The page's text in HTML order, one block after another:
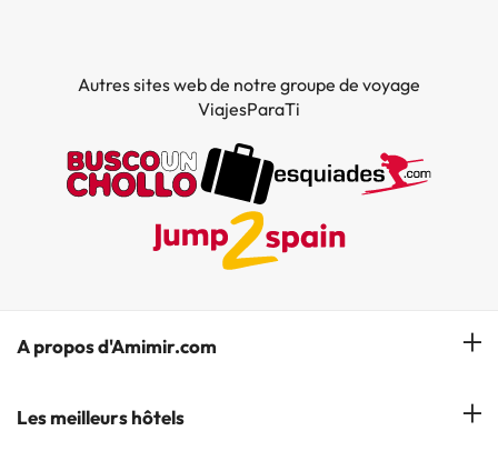
Autres sites web de notre groupe de voyage
ViajesParaTi
A propos d'Amimir.com
Notre équipe
Les meilleurs hôtels